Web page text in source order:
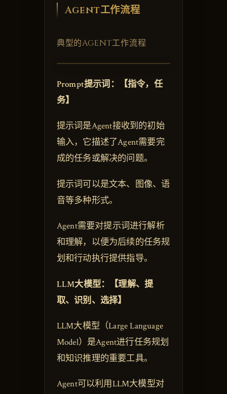
Agent工作流程
典型的AGENT工作流程
Prompt提示词：【指令，任
务】
提示词是Agent接收到的初始
输入，它描述了Agent需要完
成的任务或解决的问题。
提示词可以是文本、图像、语
音等多种形式。
Agent需要对提示词进行解析
和理解，以便为后续的任务规
划和行动执行提供指导。
LLM大模型：【理解、提
取、识别、选择】
LLM大模型（Large Language
Model）是Agent进行任务规划
和知识推理的重要工具。
Agent可以利用LLM大模型对